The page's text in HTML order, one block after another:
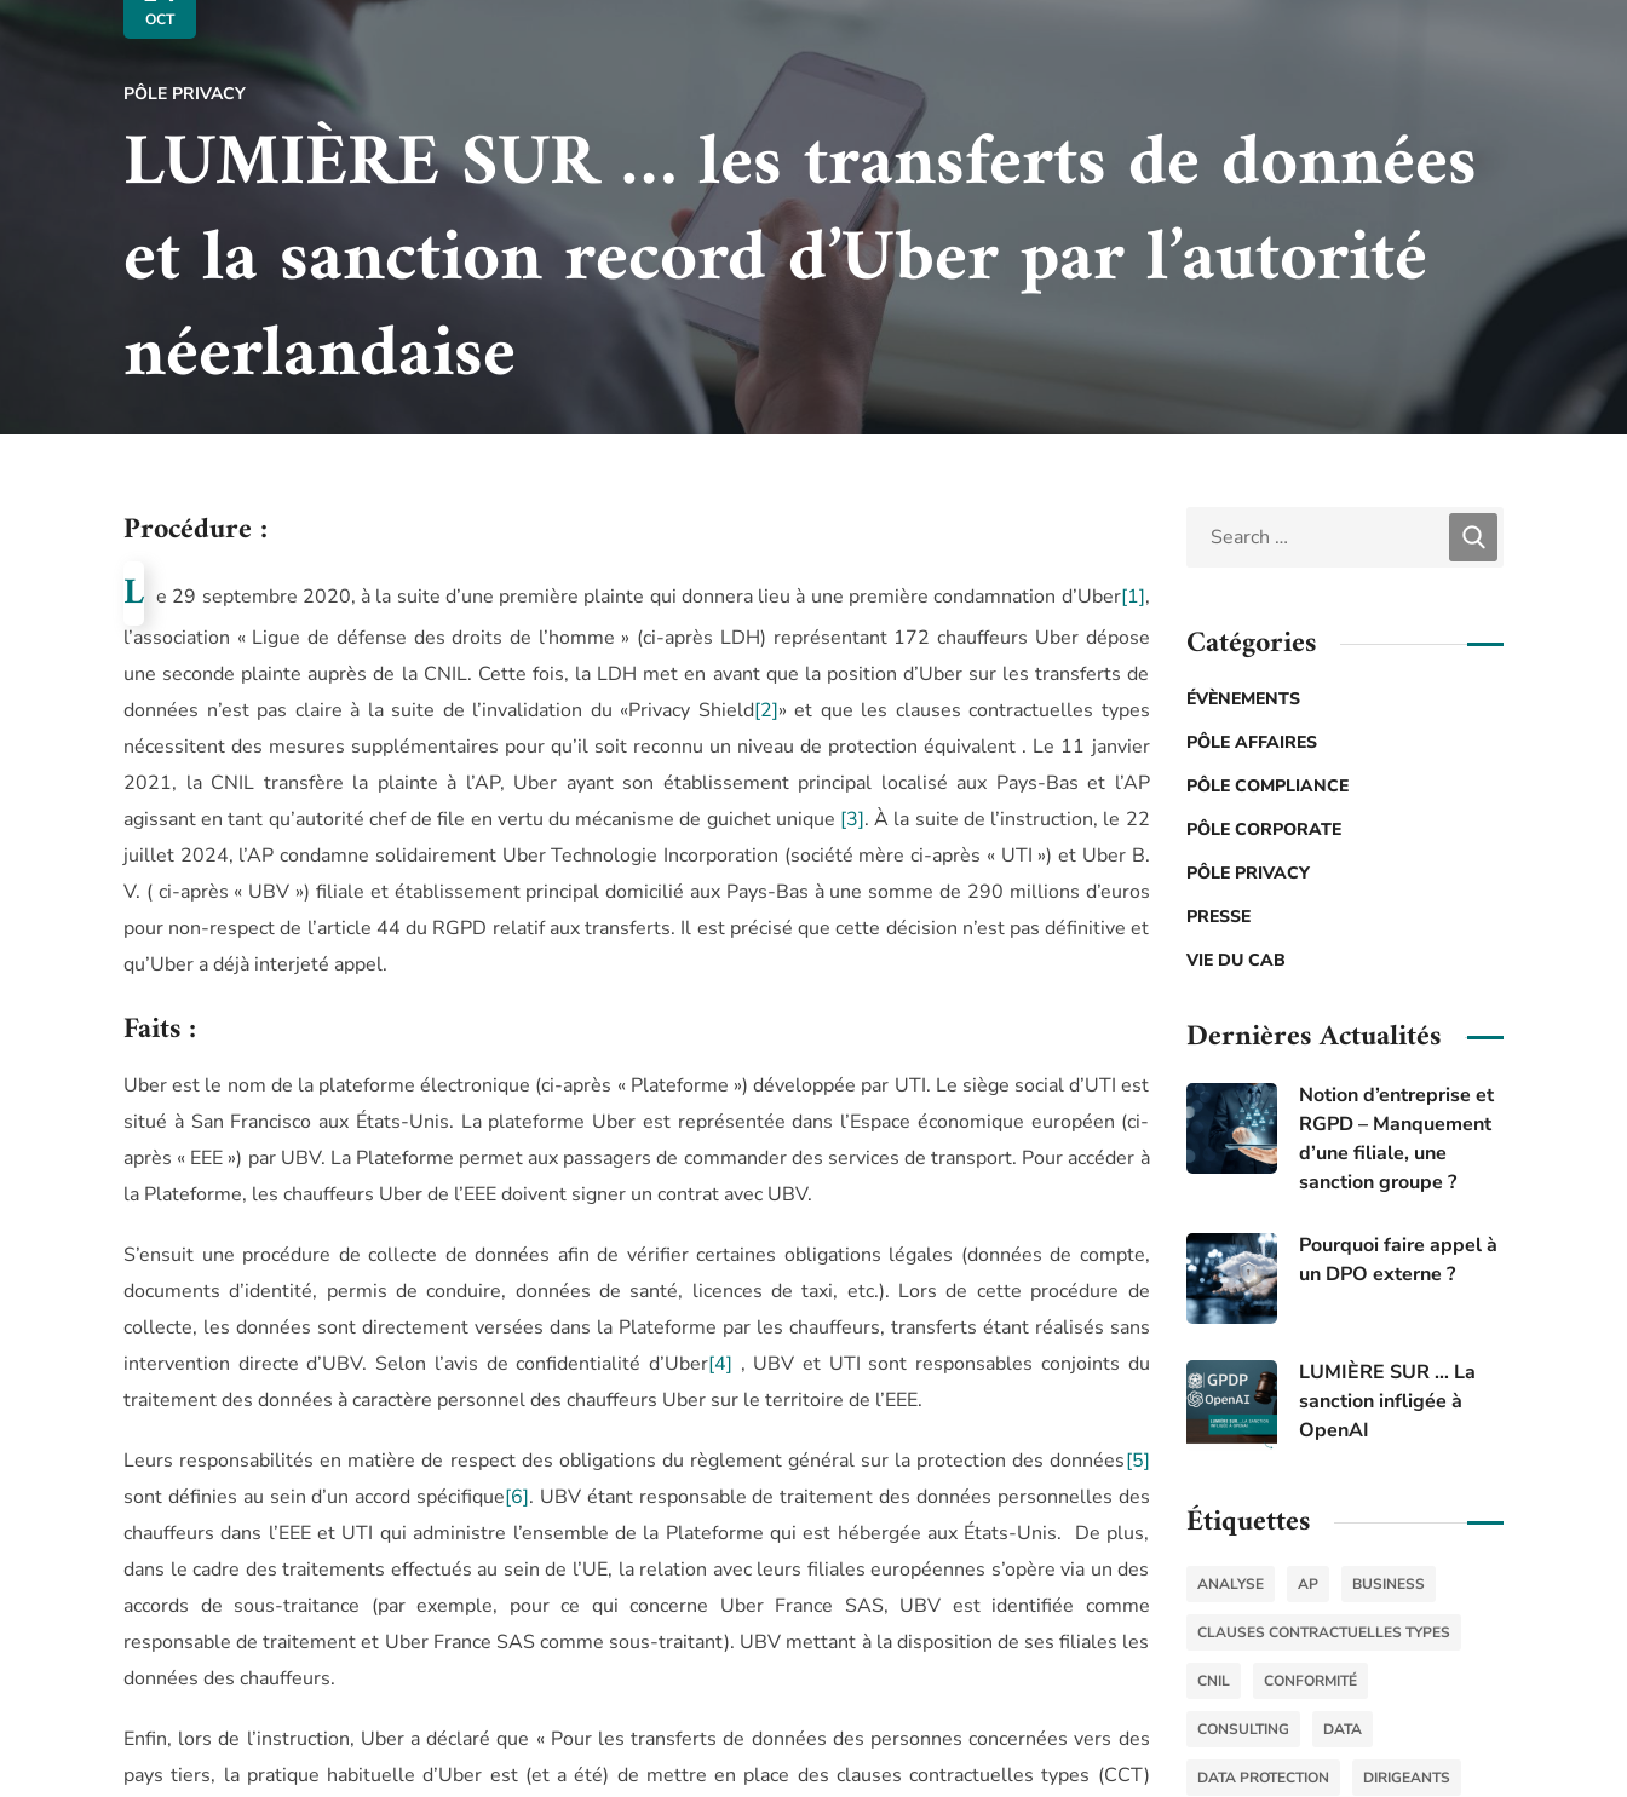
OCT
PÔLE PRIVACY
LUMIÈRE SUR … les transferts de données
et la sanction record d’Uber par l’autorité
néerlandaise
Procédure :
L e 29 septembre 2020, à la suite d’une première plainte qui donnera lieu à une première condamnation d’Uber[1],
l’association « Ligue de défense des droits de l’homme » (ci-après LDH) représentant 172 chauffeurs Uber dépose
une seconde plainte auprès de la CNIL. Cette fois, la LDH met en avant que la position d’Uber sur les transferts de
données n’est pas claire à la suite de l’invalidation du «Privacy Shield[2]» et que les clauses contractuelles types
nécessitent des mesures supplémentaires pour qu’il soit reconnu un niveau de protection équivalent . Le 11 janvier
2021, la CNIL transfère la plainte à l’AP, Uber ayant son établissement principal localisé aux Pays-Bas et l’AP
agissant en tant qu’autorité chef de file en vertu du mécanisme de guichet unique [3]. À la suite de l’instruction, le 22
juillet 2024, l’AP condamne solidairement Uber Technologie Incorporation (société mère ci-après « UTI ») et Uber B.
V. ( ci-après « UBV ») filiale et établissement principal domicilié aux Pays-Bas à une somme de 290 millions d’euros
pour non-respect de l’article 44 du RGPD relatif aux transferts. Il est précisé que cette décision n’est pas définitive et
qu’Uber a déjà interjeté appel.
Faits :
Uber est le nom de la plateforme électronique (ci-après « Plateforme ») développée par UTI. Le siège social d’UTI est
situé à San Francisco aux États-Unis. La plateforme Uber est représentée dans l’Espace économique européen (ci-
après « EEE ») par UBV. La Plateforme permet aux passagers de commander des services de transport. Pour accéder à
la Plateforme, les chauffeurs Uber de l’EEE doivent signer un contrat avec UBV.
S’ensuit une procédure de collecte de données afin de vérifier certaines obligations légales (données de compte,
documents d’identité, permis de conduire, données de santé, licences de taxi, etc.). Lors de cette procédure de
collecte, les données sont directement versées dans la Plateforme par les chauffeurs, transferts étant réalisés sans
intervention directe d’UBV. Selon l’avis de confidentialité d’Uber[4] , UBV et UTI sont responsables conjoints du
traitement des données à caractère personnel des chauffeurs Uber sur le territoire de l’EEE.
Leurs responsabilités en matière de respect des obligations du règlement général sur la protection des données[5]
sont définies au sein d’un accord spécifique[6]. UBV étant responsable de traitement des données personnelles des
chauffeurs dans l’EEE et UTI qui administre l’ensemble de la Plateforme qui est hébergée aux États-Unis. De plus,
dans le cadre des traitements effectués au sein de l’UE, la relation avec leurs filiales européennes s’opère via un des
accords de sous-traitance (par exemple, pour ce qui concerne Uber France SAS, UBV est identifiée comme
responsable de traitement et Uber France SAS comme sous-traitant). UBV mettant à la disposition de ses filiales les
données des chauffeurs.
Enfin, lors de l’instruction, Uber a déclaré que « Pour les transferts de données des personnes concernées vers des
pays tiers, la pratique habituelle d’Uber est (et a été) de mettre en place des clauses contractuelles types (CCT)
Catégories
ÉVÈNEMENTS
PÔLE AFFAIRES
PÔLE COMPLIANCE
PÔLE CORPORATE
PÔLE PRIVACY
PRESSE
VIE DU CAB
Dernières Actualités
Notion d’entreprise et
RGPD – Manquement
d’une filiale, une
sanction groupe ?
Pourquoi faire appel à
un DPO externe ?
LUMIÈRE SUR … La
sanction infligée à
OpenAI
Étiquettes
ANALYSE AP BUSINESS
CLAUSES CONTRACTUELLES TYPES
CNIL CONFORMITÉ
CONSULTING DATA
DATA PROTECTION DIRIGEANTS